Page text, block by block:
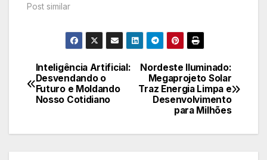
mercado de trabalho
para entender as
novas dinâmicas,
de tarefas até a
emergência de
profissões inéditas e
as competências
Post similar
Navegação
de
Nordeste Iluminado:
Megaprojeto Solar
Traz Energia Limpa e
Desenvolvimento
para Milhões
Inteligência Artificial:
Desvendando o
Futuro e Moldando
Nosso Cotidiano